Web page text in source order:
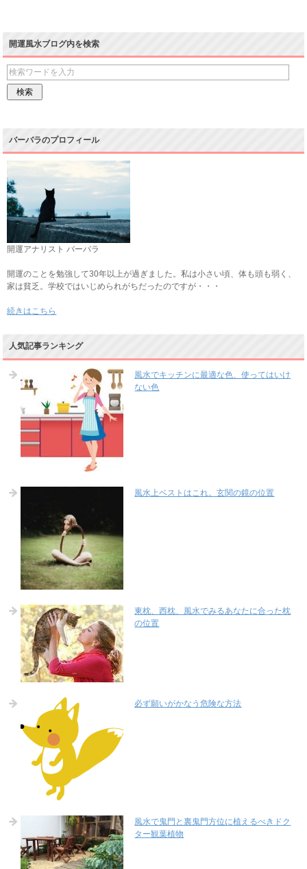
開運風水ブログ内を検索
バーバラのプロフィール
開運アナリスト バーバラ
開運のことを勉強して30年以上が過ぎました。私は小さい頃、体も頭も弱く、
家は貧乏。学校ではいじめられがちだったのですが・・・
続きはこちら
人気記事ランキング
風水でキッチンに最適な色、使ってはいけ
ない色
風水上ベストはこれ。玄関の鏡の位置
東枕、西枕、風水でみるあなたに合った枕
の位置
必ず願いがかなう危険な方法
風水で鬼門と裏鬼門方位に植えるべきドク
ター観葉植物